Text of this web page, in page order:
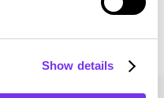
Show details